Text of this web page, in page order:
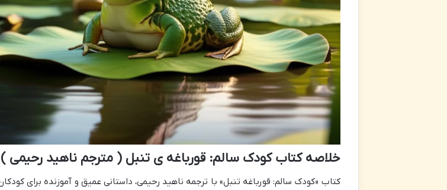
خلاصه کتاب کودک سالم: قورباغه ی تنبل ( مترجم ناهید رحیمی )
کتاب «کودک سالم: قورباغه تنبل» با ترجمه ناهید رحیمی، داستانی عمیق و آموزنده برای